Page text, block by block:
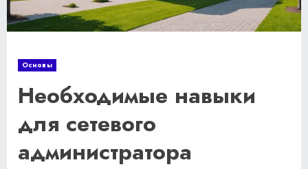
Основы
Необходимые навыки
для сетевого
администратора